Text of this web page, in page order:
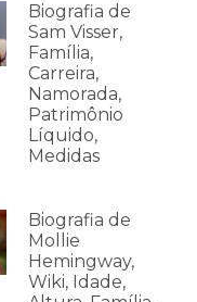
Biografia de
Sam Visser,
Família,
Carreira,
Namorada,
Patrimônio
Líquido,
Medidas
Biografia de
Mollie
Hemingway,
Wiki, Idade,